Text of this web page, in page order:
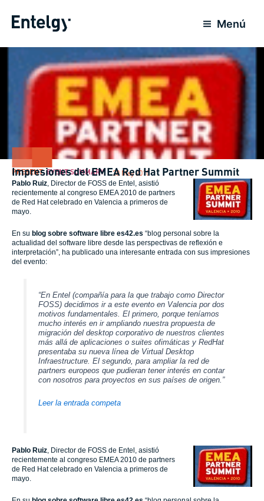
Menú
PRESENT,EVENT SUMMARY 20 May 2010
Impresiones del EMEA Red Hat Partner Summit
Pablo Ruiz, Director de FOSS de Entel, asistió
recientemente al congreso EMEA 2010 de partners
de Red Hat celebrado en Valencia a primeros de
mayo.
En su blog sobre software libre es42.es “blog personal sobre la
actualidad del software libre desde las perspectivas de reflexión e
interpretación”, ha publicado una interesante entrada con sus impresiones
del evento:
“En Entel (compañía para la que trabajo como Director
FOSS) decidimos ir a este evento en Valencia por dos
motivos fundamentales. El primero, porque teníamos
mucho interés en ir ampliando nuestra propuesta de
migración del desktop corporativo de nuestros clientes
más allá de aplicaciones o suites ofimáticas y RedHat
presentaba su nueva línea de Virtual Desktop
Infraestructure. El segundo, para ampliar la red de
partners europeos que pudieran tener interés en contar
con nosotros para proyectos en sus países de origen.”
Leer la entrada competa
Pablo Ruiz, Director de FOSS de Entel, asistió
recientemente al congreso EMEA 2010 de partners
de Red Hat celebrado en Valencia a primeros de
mayo.